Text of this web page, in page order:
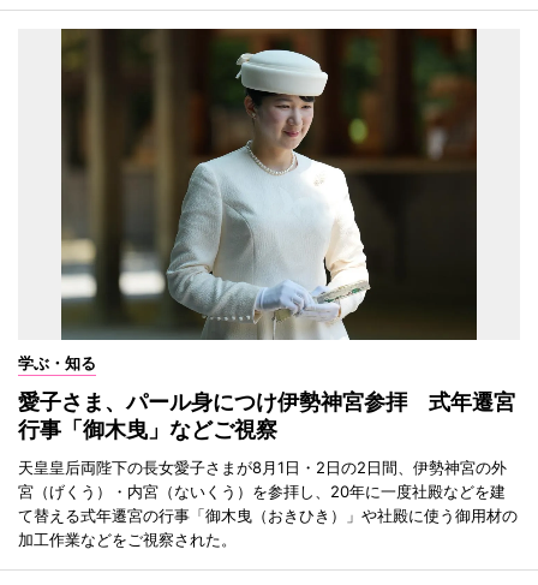
学ぶ・知る
愛子さま、パール身につけ伊勢神宮参拝 式年遷宮
行事「御木曳」などご視察
天皇皇后両陛下の長女愛子さまが8月1日・2日の2日間、伊勢神宮の外
宮（げくう）・内宮（ないくう）を参拝し、20年に一度社殿などを建
て替える式年遷宮の行事「御木曳（おきひき）」や社殿に使う御用材の
加工作業などをご視察された。